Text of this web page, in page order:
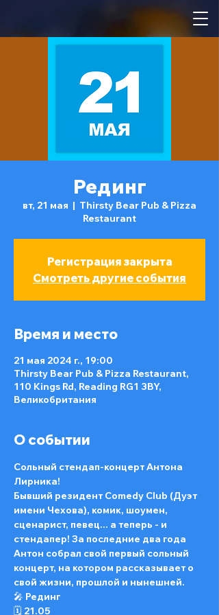
Рединг
вт, 21 мая
  |
Thirsty Bear Pub & Pizza
Restaurant
Регистрация закрыта
Смотреть другие события
Время и место
21 мая 2024 г., 19:00
Thirsty Bear Pub & Pizza Restaurant,
110 Kings Rd, Reading RG1 3BY,
Великобритания
О событии
Сольный стендап-концерт Антона
Лирника!
Бывший резидент Comedy Club (Дуэт
имени Чехова), комик, шоумен,
сценарист, певец... а теперь - и
стендапер! За последние два года
Антон собрал свой первый сольный
концерт, на котором рассказывает о
свой жизни, прошлой и нынешней.
🎤 Рединг
🗓️ 21.05